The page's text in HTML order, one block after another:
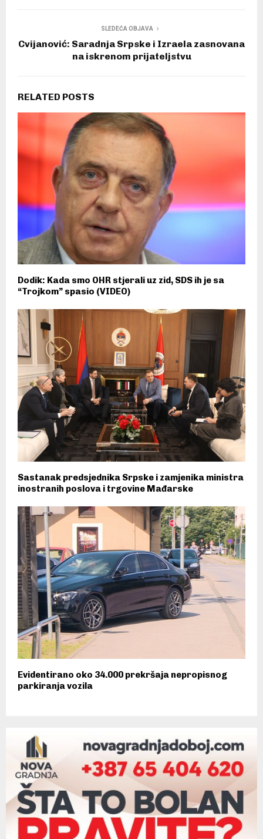
SLEDEĆA OBJAVA
Cvijanović: Saradnja Srpske i Izraela zasnovana
na iskrenom prijateljstvu
RELATED POSTS
Dodik: Kada smo OHR stjerali uz zid, SDS ih je sa
“Trojkom” spasio (VIDEO)
Sastanak predsjednika Srpske i zamjenika ministra
inostranih poslova i trgovine Mađarske
Evidentirano oko 34.000 prekršaja nepropisnog
parkiranja vozila